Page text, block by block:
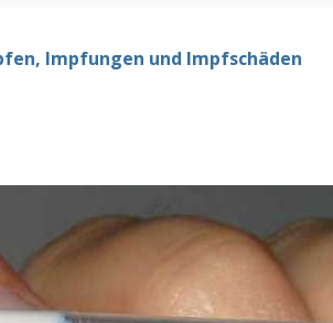
Impfungen und Impfschäden